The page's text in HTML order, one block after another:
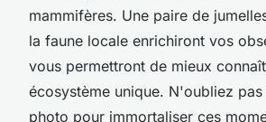
mammifères. Une paire de
la faune locale enrichiront vos
vous permettront de mieux
écosystème unique. N'oubliez
photo pour immortaliser ces